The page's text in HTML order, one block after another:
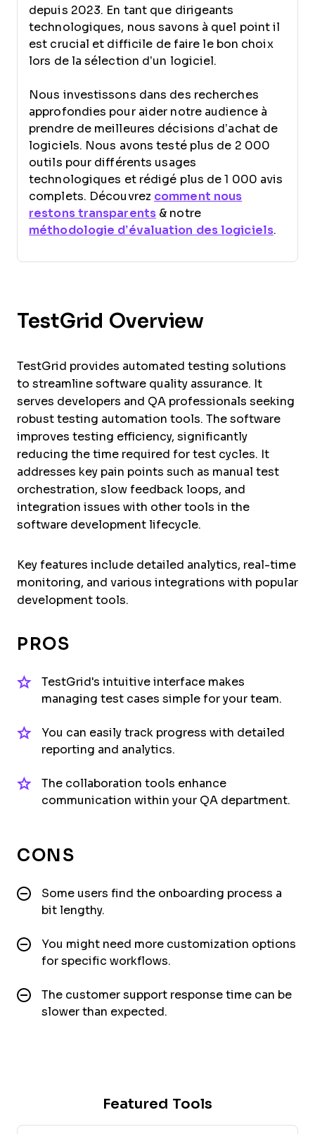
depuis 2023. En tant que dirigeants
technologiques, nous savons à quel point il
est crucial et difficile de faire le bon choix
lors de la sélection d’un logiciel.
Nous investissons dans des recherches
approfondies pour aider notre audience à
prendre de meilleures décisions d’achat de
logiciels. Nous avons testé plus de 2 000
outils pour différents usages
technologiques et rédigé plus de 1 000 avis
complets. Découvrez comment nous
restons transparents & notre
méthodologie d’évaluation des logiciels.
TestGrid Overview
TestGrid provides automated testing solutions
to streamline software quality assurance. It
serves developers and QA professionals seeking
robust testing automation tools. The software
improves testing efficiency, significantly
reducing the time required for test cycles. It
addresses key pain points such as manual test
orchestration, slow feedback loops, and
integration issues with other tools in the
software development lifecycle.
Key features include detailed analytics, real-time
monitoring, and various integrations with popular
development tools.
PROS
TestGrid's intuitive interface makes
managing test cases simple for your team.
You can easily track progress with detailed
reporting and analytics.
The collaboration tools enhance
communication within your QA department.
CONS
Some users find the onboarding process a
bit lengthy.
You might need more customization options
for specific workflows.
The customer support response time can be
slower than expected.
Featured Tools